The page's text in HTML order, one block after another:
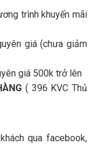
trình khuyến mãi
giá (chưa giảm
giá 500k trở lên
( 396 KVC Thủ
qua facebook,